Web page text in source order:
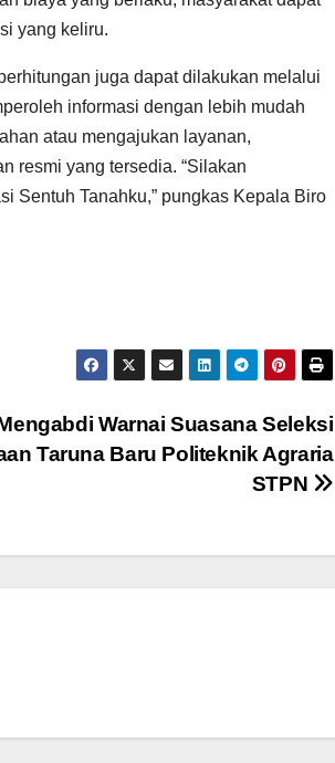
yang keliru.
juga dapat dilakukan melalui
informasi dengan lebih mudah
atau mengajukan layanan,
resmi yang tersedia. “Silakan
Sentuh Tanahku,” pungkas Kepala Biro
Warnai Suasana Seleksi
Taruna Baru Politeknik Agraria
STPN